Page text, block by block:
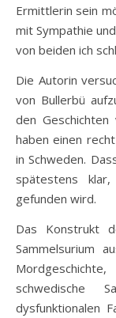
Ermittlerin sein
mit Sympathie
von beiden ich
Die Autorin
von Bullerbü
den
haben einen
in Schweden.
spätestens
gefunden wird.
Das Konstrukt
Sammelsurium
schwedische
dysfunktionalen